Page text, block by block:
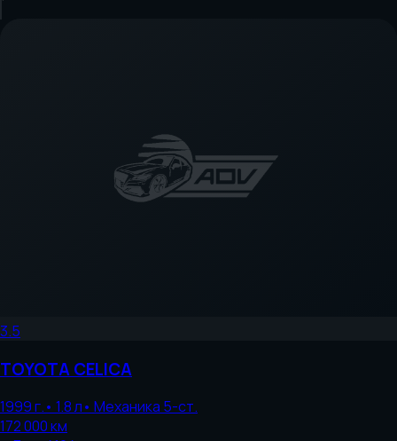
3.5
TOYOTACELICA
1999г.• 1.8л• Механика 5-ст.
172 000км